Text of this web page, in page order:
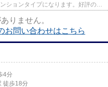
ションタイプになります。好評の駅
りません。
お問い合わせはこちら
4分
徒歩18分